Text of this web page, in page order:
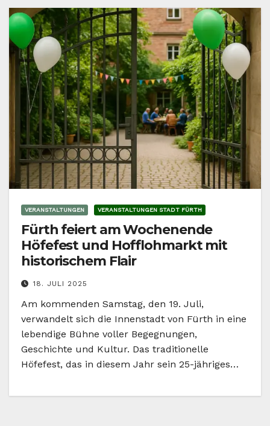
VERANSTALTUNGEN VERANSTALTUNGEN STADT FÜRTH
Fürth feiert am Wochenende
Höfefest und Hofflohmarkt mit
historischem Flair
18. JULI 2025
Am kommenden Samstag, den 19. Juli,
verwandelt sich die Innenstadt von Fürth in eine
lebendige Bühne voller Begegnungen,
Geschichte und Kultur. Das traditionelle
Höfefest, das in diesem Jahr sein 25-jähriges…